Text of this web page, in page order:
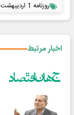
روزنامه 1 اردیبهشت
اخبار مرتبط